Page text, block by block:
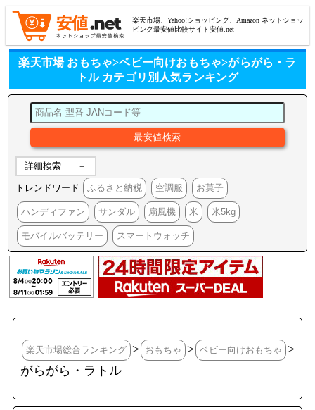
楽天市場、Yahoo!ショッピング、Amazon ネットショッ
ピング最安値比較サイト安値.net
楽天市場 おもちゃ>ベビー向けおもちゃ>がらがら・ラ
トル カテゴリ別人気ランキング
詳細検索
トレンドワード ふるさと納税 空調服 お菓子
ハンディファン サンダル 扇風機 米 米5kg
モバイルバッテリー スマートウォッチ
楽天市場総合ランキング > おもちゃ > ベビー向けおもちゃ
>
がらがら・ラトル